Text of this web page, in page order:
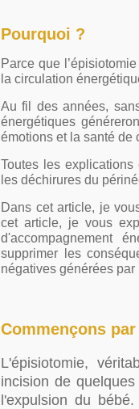
Pourquoi ?
Parce que
la circulation
Au fil des années,
énergétiques
émotions et la santé de
Toutes les
les déchirures du
Dans cet article, je
cet article, je vous
d'accompagnement
supprimer les
négatives générées
Commençons
L'épisiotomie,
incision de
l'expulsion du